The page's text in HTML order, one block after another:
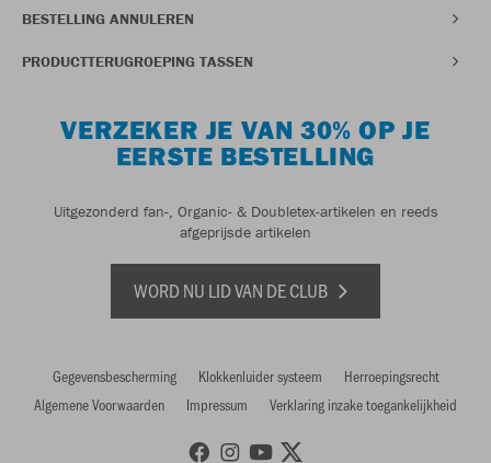
BESTELLING ANNULEREN
PRODUCTTERUGROEPING TASSEN
VERZEKER JE VAN 30% OP JE
EERSTE BESTELLING
Uitgezonderd fan-, Organic- & Doubletex-artikelen en reeds
afgeprijsde artikelen
WORD NU LID VAN DE CLUB
Gegevensbescherming Klokkenluider systeem
Herroepingsrecht
Algemene Voorwaarden
Impressum Verklaring inzake toegankelijkheid